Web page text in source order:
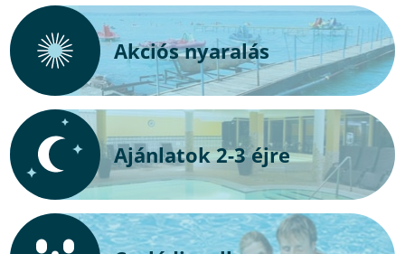
Akciós nyaralás
Ajánlatok 2-3 éjre